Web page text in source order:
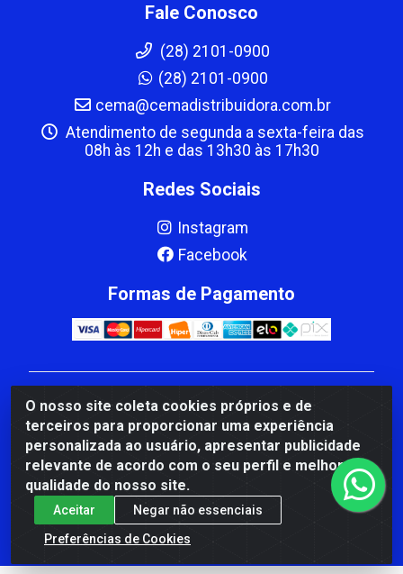
O nosso site coleta cookies próprios e de
terceiros para proporcionar uma experiência
personalizada ao usuário, apresentar publicidade
relevante de acordo com o seu perfil e melhorar a
qualidade do nosso site.
Aceitar
Negar não essenciais
Preferências de Cookies
Fale Conosco
(28) 2101-0900
(28) 2101-0900
cema@cemadistribuidora.com.br
Atendimento de segunda a sexta-feira das
08h às 12h e das 13h30 às 17h30
Redes Sociais
Instagram
Facebook
Formas de Pagamento
CBP MACEDO COMERCIO PEÇAS LTDA Matriz - av
Mauro Miranda Madureira, 1249 - Coramara , Cachoeiro
de Itapemirim/ES - CEP 29.311-310 - CNPJ
00.502.680/0001-41